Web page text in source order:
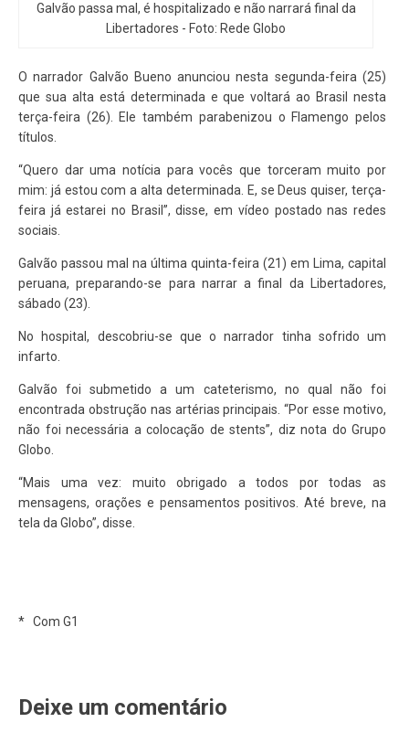
Galvão passa mal, é hospitalizado e não narrará final da
Libertadores - Foto: Rede Globo
O narrador Galvão Bueno anunciou nesta segunda-feira (25)
que sua alta está determinada e que voltará ao Brasil nesta
terça-feira (26). Ele também parabenizou o Flamengo pelos
títulos.
“Quero dar uma notícia para vocês que torceram muito por
mim: já estou com a alta determinada. E, se Deus quiser, terça-
feira já estarei no Brasil”, disse, em vídeo postado nas redes
sociais.
Galvão passou mal na última quinta-feira (21) em Lima, capital
peruana, preparando-se para narrar a final da Libertadores,
sábado (23).
No hospital, descobriu-se que o narrador tinha sofrido um
infarto.
Galvão foi submetido a um cateterismo, no qual não foi
encontrada obstrução nas artérias principais. “Por esse motivo,
não foi necessária a colocação de stents”, diz nota do Grupo
Globo.
“Mais uma vez: muito obrigado a todos por todas as
mensagens, orações e pensamentos positivos. Até breve, na
tela da Globo”, disse.
* Com G1
Deixe um comentário